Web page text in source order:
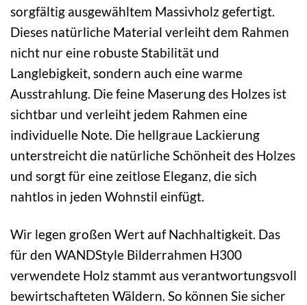
sorgfältig ausgewähltem Massivholz gefertigt.
Dieses natürliche Material verleiht dem Rahmen
nicht nur eine robuste Stabilität und
Langlebigkeit, sondern auch eine warme
Ausstrahlung. Die feine Maserung des Holzes ist
sichtbar und verleiht jedem Rahmen eine
individuelle Note. Die hellgraue Lackierung
unterstreicht die natürliche Schönheit des Holzes
und sorgt für eine zeitlose Eleganz, die sich
nahtlos in jeden Wohnstil einfügt.
Wir legen großen Wert auf Nachhaltigkeit. Das
für den WANDStyle Bilderrahmen H300
verwendete Holz stammt aus verantwortungsvoll
bewirtschafteten Wäldern. So können Sie sicher